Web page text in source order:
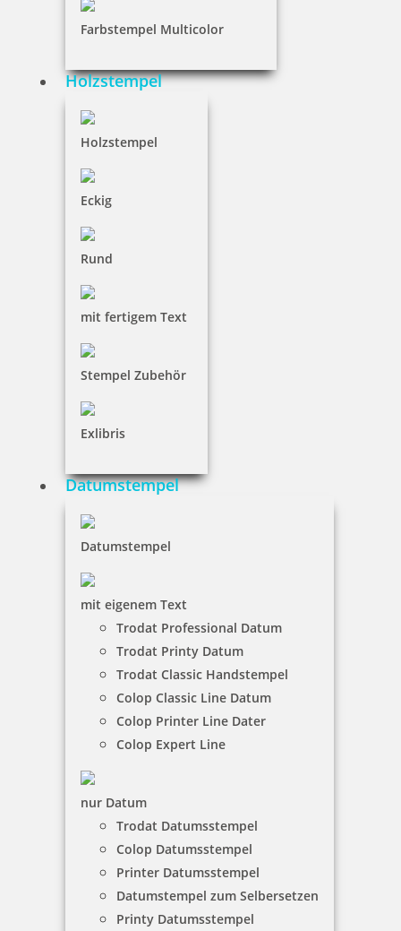
Farbstempel Multicolor
Holzstempel
Holzstempel
Eckig
Rund
mit fertigem Text
Stempel Zubehör
Exlibris
Datumstempel
Datumstempel
mit eigenem Text
Trodat Professional Datum
Trodat Printy Datum
Trodat Classic Handstempel
Colop Classic Line Datum
Colop Printer Line Dater
Colop Expert Line
nur Datum
Trodat Datumsstempel
Colop Datumsstempel
Printer Datumsstempel
Datumstempel zum Selbersetzen
Printy Datumsstempel
€+
28 Artikel in der Kategorie
Colop Mini Dater S120/P Datumstempel
Jetzt gestalten
Colop Mini Dater S120/P Datumstempel zweifarbig
21,80 €
Colop Mini Dater S160 Text und Datum